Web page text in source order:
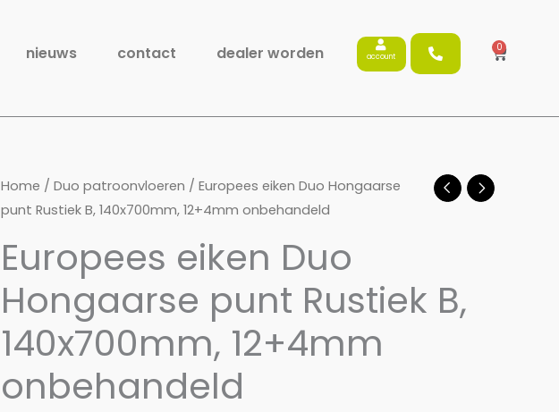
nieuws contact dealer worden account
0
Home / Duo patroonvloeren / Europees eiken Duo Hongaarse
punt Rustiek B, 140x700mm, 12+4mm onbehandeld
Europees eiken Duo
Hongaarse punt Rustiek B,
140x700mm, 12+4mm
onbehandeld